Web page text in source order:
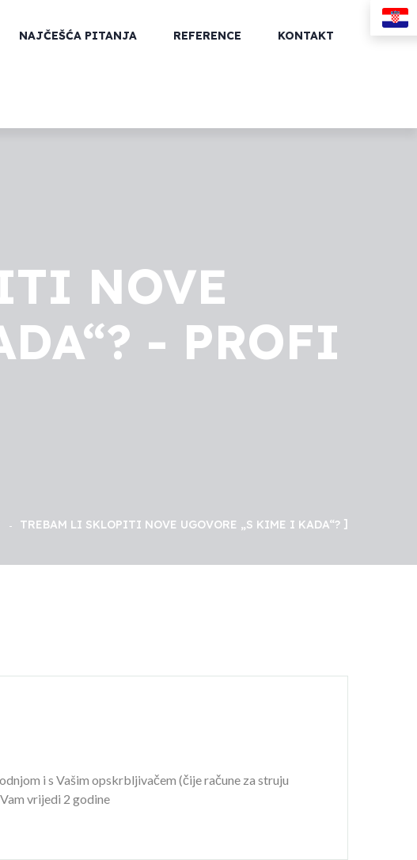
NAJČEŠĆA PITANJA REFERENCE KONTAKT
NOVE
- PROFI
TREBAM LI SKLOPITI NOVE UGOVORE „S KIME I KADA“?
i s Vašim opskrbljivačem (čije račune za struju
vrijedi 2 godine